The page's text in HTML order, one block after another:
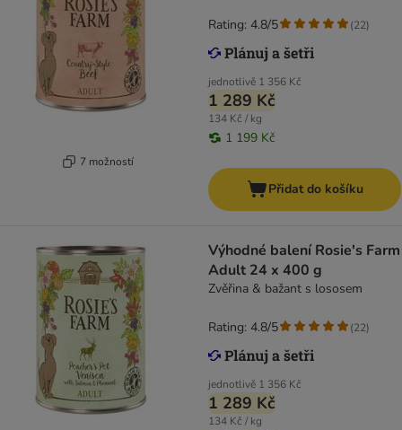
7 možností
jednotlivě 1 356 Kč
1 289 Kč
134 Kč / kg
1 199 Kč
Rating: 4.8/5 (22)
Přidat do košíku
Výhodné balení Rosie's Farm
Adult 24 x 400 g
Zvěřina & bažant s lososem
jednotlivě 1 356 Kč
1 289 Kč
134 Kč / kg
Rating: 4.8/5 (22)